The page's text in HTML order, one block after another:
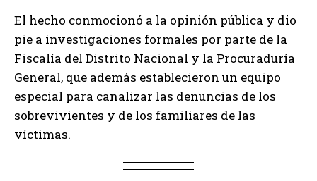
El hecho conmocionó a la opinión pública y dio
pie a investigaciones formales por parte de la
Fiscalía del Distrito Nacional y la Procuraduría
General, que además establecieron un equipo
especial para canalizar las denuncias de los
sobrevivientes y de los familiares de las
víctimas.